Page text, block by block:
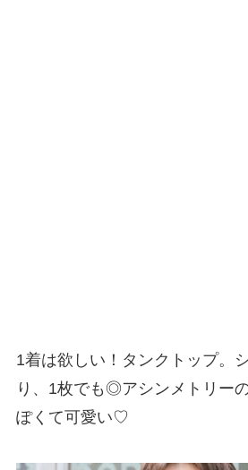
1着は欲しい！タンクトップ。
り、1枚でも◎アシンメトリー
ぽくて可愛い♡